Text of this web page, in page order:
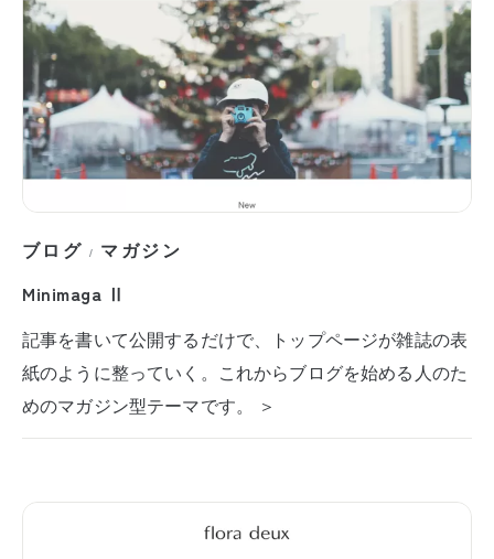
ブログ / マガジン
Minimaga Ⅱ
記事を書いて公開するだけで、トップページが雑誌の表
紙のように整っていく。これからブログを始める人のた
めのマガジン型テーマです。 ＞